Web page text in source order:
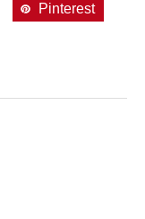
Pinterest